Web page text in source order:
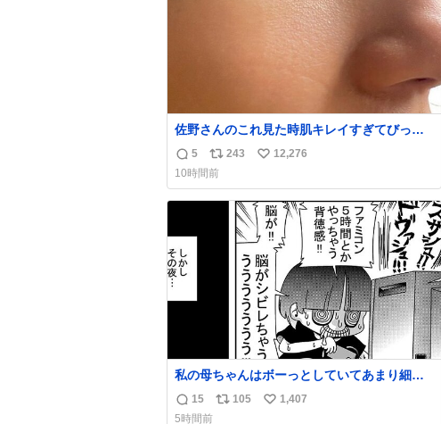
佐野さんのこれ見た時肌キレイすぎてびっく
りしたし、やはりアイドルって体型･肌管理す
ごすぎる
返
信
数
5
リ
ポ
ス
243
い
ね
数
12,276
10時間前
私の母ちゃんはボーっとしていてあまり細か
い事を気にしません。優秀な人の多い現代の
価値観から見ると、あまり優秀な母親ではな
返
15
リ
105
い
1,407
5時間前